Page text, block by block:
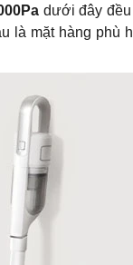
dưới đây
là mặt hàng phù